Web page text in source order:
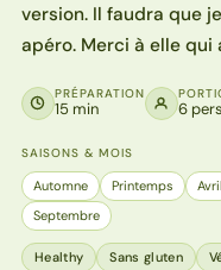
version. Il faudra que
apéro. Merci à elle
PRÉPARATION
15 min 6
SAISONS & MOIS
Automne Printemps Avril
Septembre
Healthy Sans gluten